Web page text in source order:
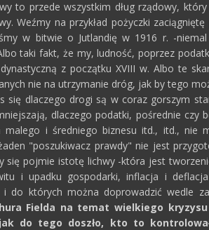
to przede wszystkim dług rządowy,
Weźmy na przykład pożyczki
w bitwie o Jutlandię w 1916 r. -
taki fakt, że my, ludność, poprzez
z początku XVIII w. Albo te
nie na utrzymanie dróg, jak by tego
się dlaczego drogi są w coraz gorszym
dlaczego podatki, pośrednie czy
malego i średniego biznesu itd., itd., nie
"poszukiwacz prawdy" nie jest
się pojmie istotę lichwy -która jest
i upadku gospodarki, inflacja i
i do których można doprowadzić wedle
Fielda na temat wielkiego
do tego doszło, kto to